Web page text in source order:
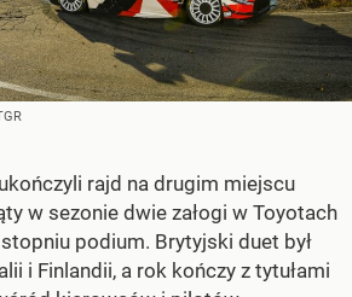
rajd na drugim miejscu
w sezonie dwie załogi w Toyotach
podium. Brytyjski duet był
i Finlandii, a rok kończy z tytułami